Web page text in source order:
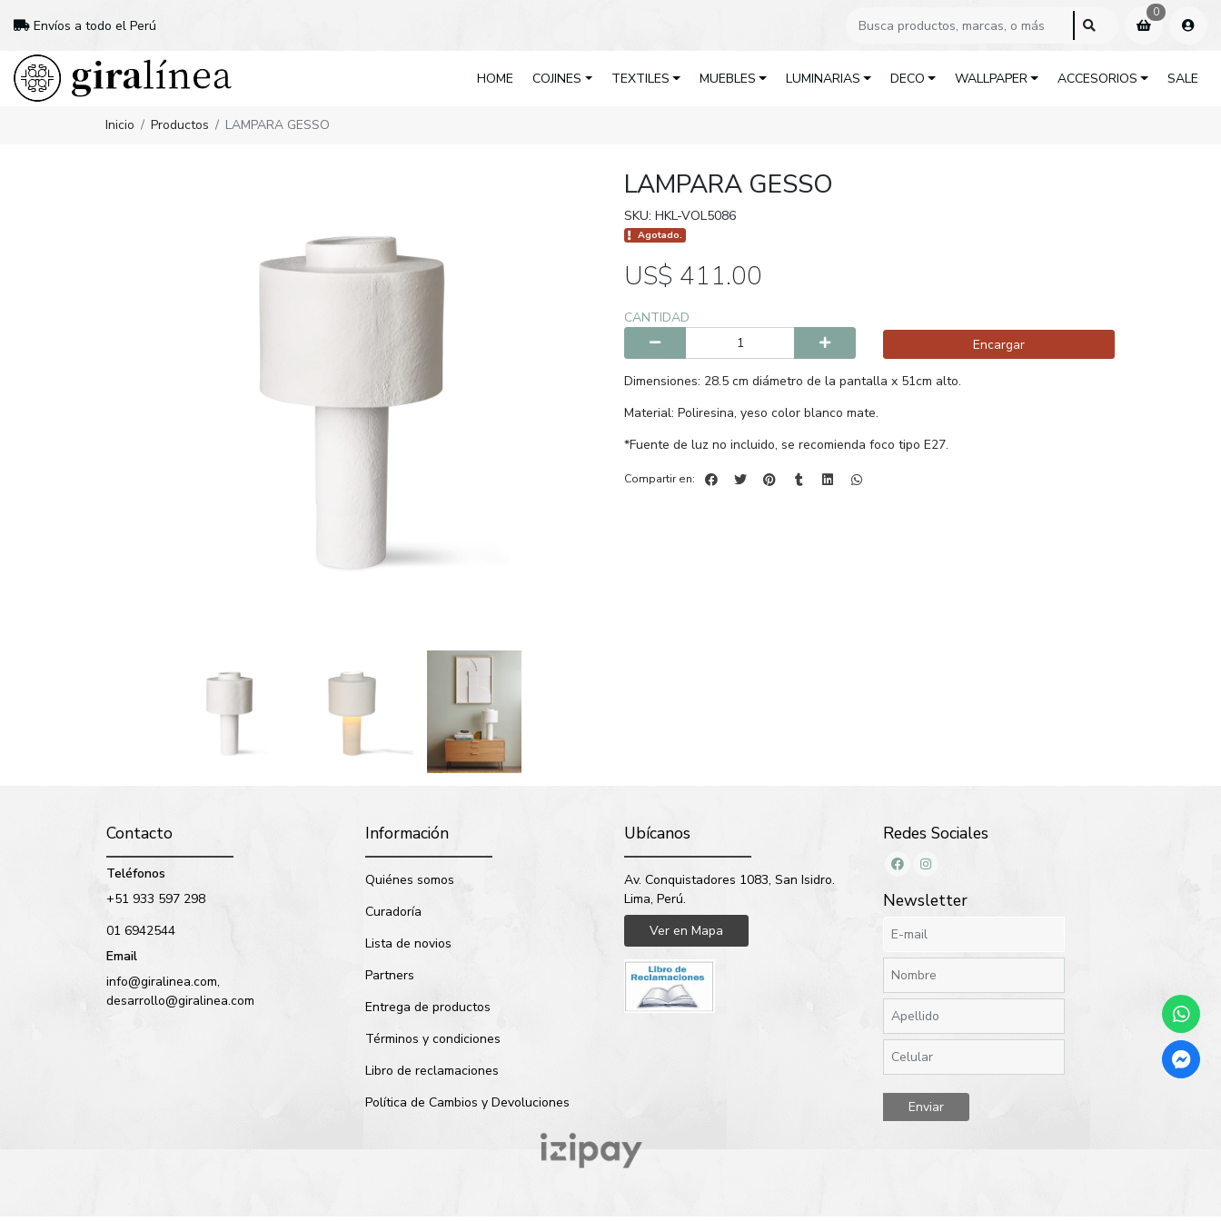
Envíos a todo el Perú
0
HOME COJINES TEXTILES MUEBLES LUMINARIAS DECO WALLPAPER ACCESORIOS SALE
Inicio Productos LAMPARA GESSO
LAMPARA GESSO
SKU: HKL-VOL5086
Agotado.
US$ 411.00
CANTIDAD
Encargar
Dimensiones: 28.5 cm diámetro de la pantalla x 51cm alto.
Material: Poliresina, yeso color blanco mate.
*Fuente de luz no incluido, se recomienda foco tipo E27.
Compartir en:
Contacto
Teléfonos
+51 933 597 298
01 6942544
Email
info@giralinea.com,
desarrollo@giralinea.com
Información
Quiénes somos
Curadoría
Lista de novios
Partners
Entrega de productos
Términos y condiciones
Libro de reclamaciones
Política de Cambios y Devoluciones
Ubícanos
Av. Conquistadores 1083, San Isidro.
Lima, Perú.
Ver en Mapa
Redes Sociales
Newsletter
Enviar